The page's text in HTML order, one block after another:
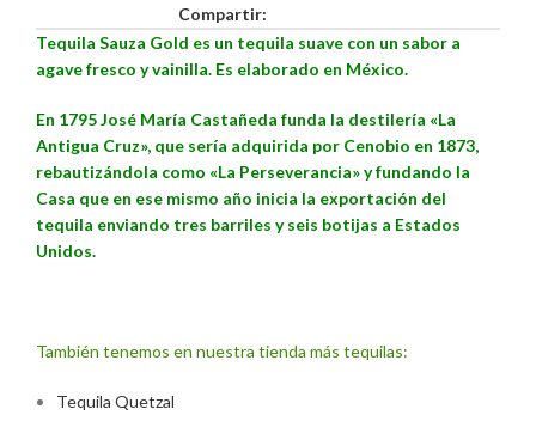
Compartir:
Tequila Sauza Gold es un tequila suave con un sabor a
agave fresco y vainilla. Es elaborado en México.
En 1795 José María Castañeda funda la destilería «La
Antigua Cruz», que sería adquirida por Cenobio en 1873,
rebautizándola como «La Perseverancia» y fundando la
Casa que en ese mismo año inicia la exportación del
tequila enviando tres barriles y seis botijas a Estados
Unidos.
También tenemos en nuestra tienda más tequilas:
Tequila Quetzal